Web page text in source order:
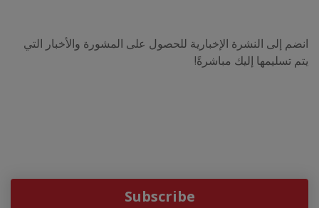
انضم إلى النشرة الإخبارية للحصول على المشورة والأخبار التي
يتم تسليمها إليك مباشرةً!
Subscribe